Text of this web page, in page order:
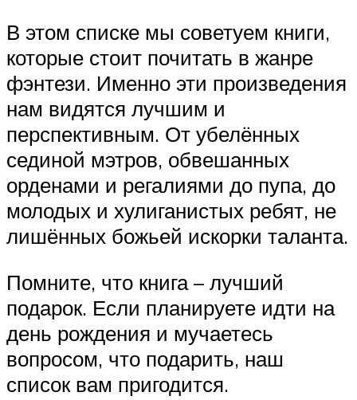
В этом списке мы советуем книги,
которые стоит почитать в жанре
фэнтези. Именно эти произведения
нам видятся лучшим и
перспективным. От убелённых
сединой мэтров, обвешанных
орденами и регалиями до пупа, до
молодых и хулиганистых ребят, не
лишённых божьей искорки таланта.
Помните, что книга – лучший
подарок. Если планируете идти на
день рождения и мучаетесь
вопросом, что подарить, наш
список вам пригодится.